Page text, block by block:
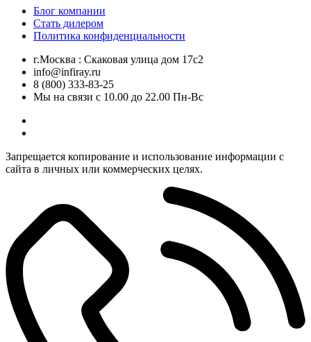
Блог компании
Стать дилером
Политика конфиденциальности
г.Москва : Скаковая улица дом 17с2
info@infiray.ru
8 (800) 333-83-25
Мы на связи с 10.00 до 22.00 Пн-Вс
Запрещается копирование и использование информации с
сайта в личных или коммерческих целях.